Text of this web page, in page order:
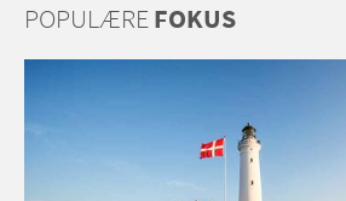
POPULÆREFOKUS